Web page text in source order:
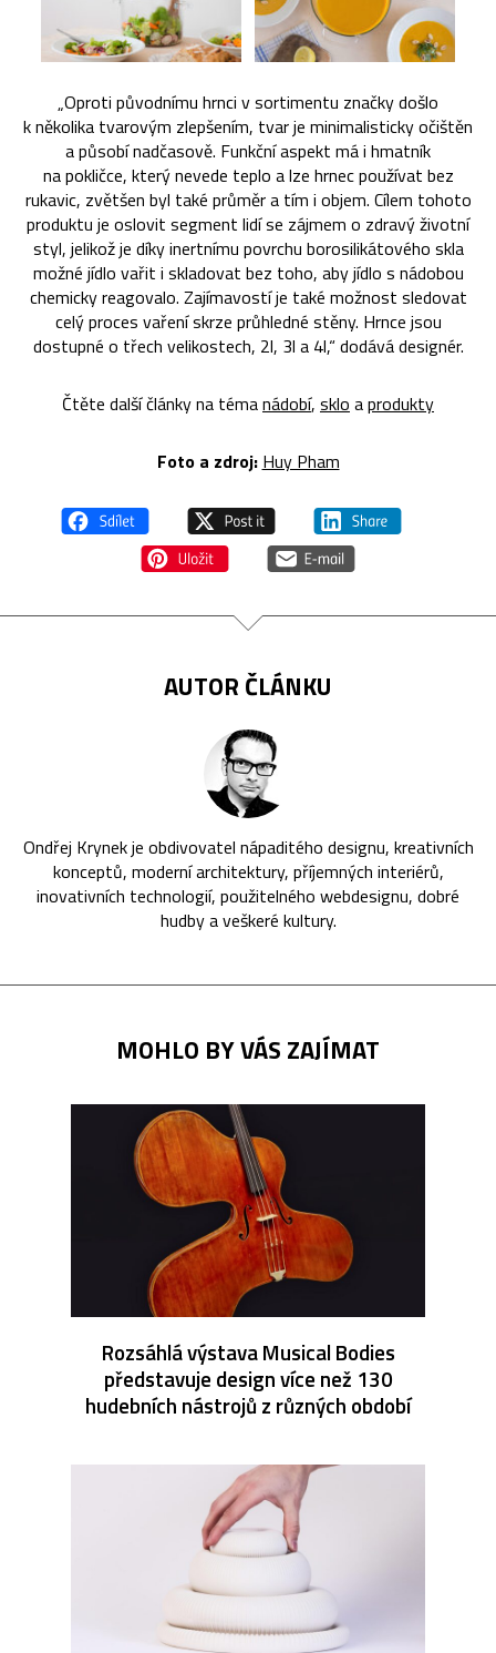
„Oproti původnímu hrnci v sortimentu značky došlo
k několika tvarovým zlepšením, tvar je minimalisticky očištěn
a působí nadčasově. Funkční aspekt má i hmatník
na pokličce, který nevede teplo a lze hrnec používat bez
rukavic, zvětšen byl také průměr a tím i objem. Cílem tohoto
produktu je oslovit segment lidí se zájmem o zdravý životní
styl, jelikož je díky inertnímu povrchu borosilikátového skla
možné jídlo vařit i skladovat bez toho, aby jídlo s nádobou
chemicky reagovalo. Zajímavostí je také možnost sledovat
celý proces vaření skrze průhledné stěny. Hrnce jsou
dostupné o třech velikostech, 2l, 3l a 4l,“ dodává designér.
Čtěte další články na témanádobí, sklo aprodukty
Foto a zdroj: Huy Pham
AUTOR ČLÁNKU
Ondřej Krynek je obdivovatel nápaditého designu, kreativních
konceptů, moderní architektury, příjemných interiérů,
inovativních technologií, použitelného webdesignu, dobré
hudby a veškeré kultury.
MOHLO BY VÁS ZAJÍMAT
Rozsáhlá výstava Musical Bodies
představuje design více než 130
hudebních nástrojů z různých období